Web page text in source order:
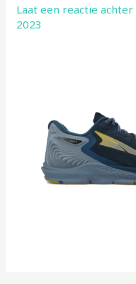
Laat een reactie achter
2023